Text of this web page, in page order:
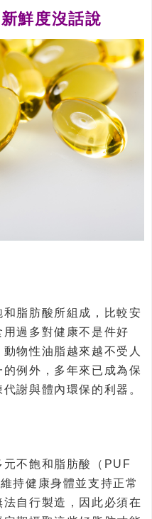
鮮度沒話說
脂肪酸所組成，比較安
過多對健康不是件好
物性油脂越來越不受人
例外，多年來已成為保
謝與體內環保的利器。
元不飽和脂肪酸（PUF
持健康身體並支持正常
自行製造，因此必須在